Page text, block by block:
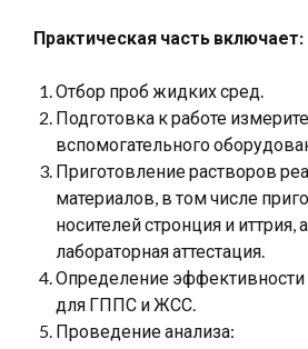
Практическая часть включает:
Отбор проб жидких сред.
Подготовка к работе
вспомогательного
Приготовление растворов
материалов, в том числе
носителей стронция и иттрия,
лабораторная аттестация.
Определение эффективности
для ГППС и ЖСС.
Проведение анализа: